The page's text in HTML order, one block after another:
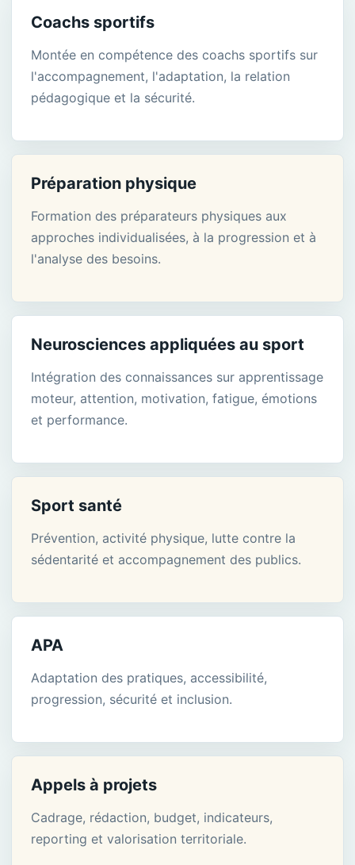
Coachs sportifs
Montée en compétence des coachs sportifs sur
l'accompagnement, l'adaptation, la relation
pédagogique et la sécurité.
Préparation physique
Formation des préparateurs physiques aux
approches individualisées, à la progression et à
l'analyse des besoins.
Neurosciences appliquées au sport
Intégration des connaissances sur apprentissage
moteur, attention, motivation, fatigue, émotions
et performance.
Sport santé
Prévention, activité physique, lutte contre la
sédentarité et accompagnement des publics.
APA
Adaptation des pratiques, accessibilité,
progression, sécurité et inclusion.
Appels à projets
Cadrage, rédaction, budget, indicateurs,
reporting et valorisation territoriale.